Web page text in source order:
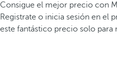
Consigue el mejor precio con
Registrate o inicia sesión en el
este fantástico precio solo para